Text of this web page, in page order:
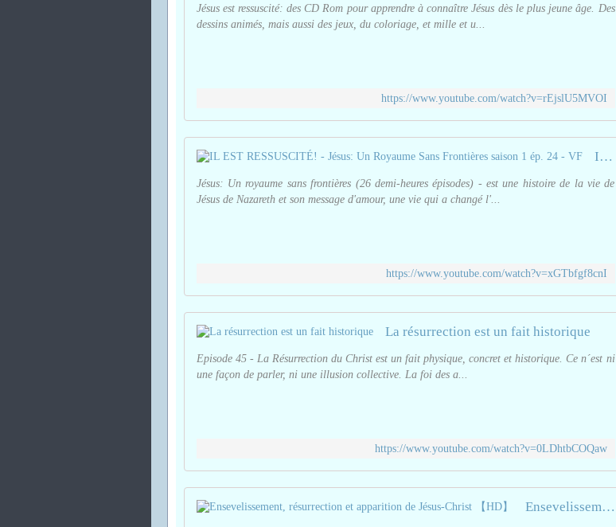
Jésus est ressuscité: des CD Rom pour apprendre à connaître Jésus dès le plus jeune âge. Des
dessins animés, mais aussi des jeux, du coloriage, et mille et u...
https://www.youtube.com/watch?v=rEjslU5MVOI
IL EST RESSUSCITÉ! - Jésus: Un Royaume Sans Frontières saison 1 ép. 24 - VF
Jésus: Un royaume sans frontières (26 demi-heures épisodes) - est une histoire de la vie de
Jésus de Nazareth et son message d'amour, une vie qui a changé l'...
https://www.youtube.com/watch?v=xGTbfgf8cnI
La résurrection est un fait historique
Episode 45 - La Résurrection du Christ est un fait physique, concret et historique. Ce n´est ni
une façon de parler, ni une illusion collective. La foi des a...
https://www.youtube.com/watch?v=0LDhtbCOQaw
Ensevelissement, résurrection et apparition de Jésus-Christ 【HD】